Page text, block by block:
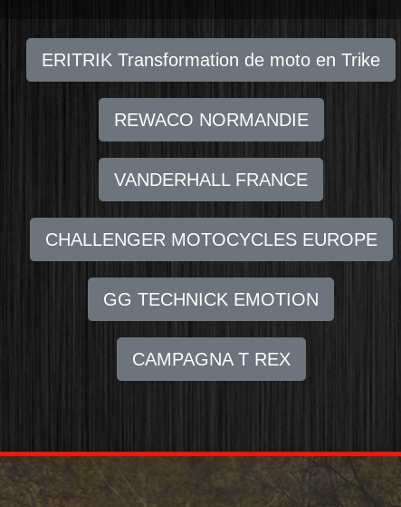
ERITRIK Transformation de moto en Trike
REWACO NORMANDIE
VANDERHALL FRANCE
CHALLENGER MOTOCYCLES EUROPE
GG TECHNICK EMOTION
CAMPAGNA T REX